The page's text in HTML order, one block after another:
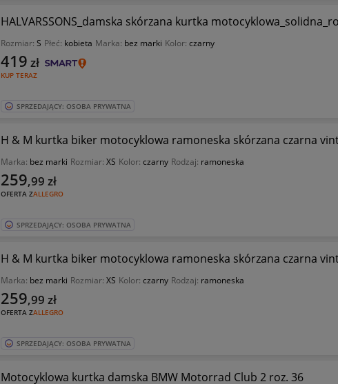
HALVARSSONS_damska skórzana kurtka
Rozmiar: S Płeć: kobieta Marka: bez marki Kolor: czarny
KUP TERAZ
419 zł
SPRZEDAJĄCY: OSOBA PRYWATNA
H & M kurtka biker motocyklowa ramoneska skórzana czarna
Marka: bez marki Rozmiar: XS Kolor: czarny Rodzaj: ramoneska
OFERTA ZALLEGRO
259,99 zł
SPRZEDAJĄCY: OSOBA PRYWATNA
H & M kurtka biker motocyklowa ramoneska skórzana czarna
Marka: bez marki Rozmiar: XS Kolor: czarny Rodzaj: ramoneska
OFERTA ZALLEGRO
259,99 zł
SPRZEDAJĄCY: OSOBA PRYWATNA
Motocyklowa kurtka damska BMW Motorrad Club 2 roz. 36